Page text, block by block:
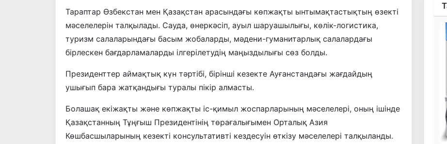
Тараптар Өзбекстан мен Қазақстан арасындағы көпжақты ынтымақтастықтың өзекті
мәселелерін талқылады. Сауда, өнеркәсіп, ауыл шаруашылығы, көлік-логистика,
туризм салаларындағы басым жобаларды, мәдени-гуманитарлық салалардағы
бірлескен бағдарламаларды ілгерілетудің маңыздылығы сөз болды.
Президенттер аймақтық күн тәртібі, бірінші кезекте Ауғанстандағы жағдайдың
ушығып бара жатқандығы туралы пікір алмасты.
Болашақ екіжақты және көпжақты іс-қимыл жоспарларының мәселелері, оның ішінде
Қазақстанның Тұңғыш Президентінің төрағалығымен Орталық Азия
Көшбасшыларының кезекті консультативті кездесуін өткізу мәселелері талқыланды.